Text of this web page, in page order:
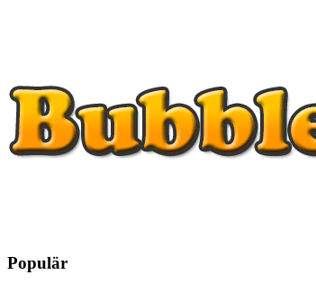
Populär